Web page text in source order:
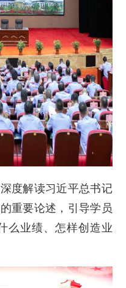
度解读习近平总书记
重要论述，引导学员
么业绩、怎样创造业